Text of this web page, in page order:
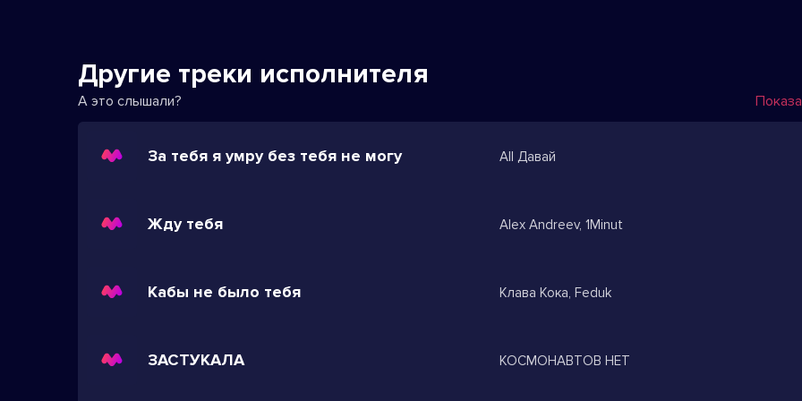
Другие треки исполнителя
А это слышали?
За тебя я умру без тебя не могу All Давай
Жду тебя Alex Andreev, 1Minut
Кабы не было тебя Клава Кока, Feduk
ЗАСТУКАЛА КОСМОНАВТОВ НЕТ